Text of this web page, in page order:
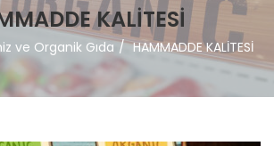
KALİTESİ
ve Organik Gıda HAMMADDE KALİTESİ